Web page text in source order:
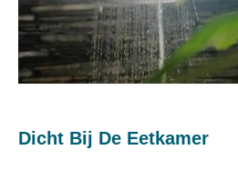
Dicht Bij De Eetkamer